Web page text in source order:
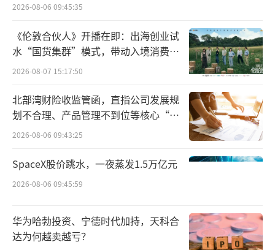
从2016年公开产品面世，短短几年内，Fig
ma估值连续2次暴涨100倍，从2018年估值勉
强破亿，到2021年估值火箭般攀升至100亿，Fi
gma的每一步似乎都踏准了行业命脉。这不禁
让人好奇，Figma究竟做对了什么？更颇具戏
剧性的是，Figma的命运从一开始就与Adobe
紧紧缠绕在一起。
Figma成功的故事，得益于技术的革新，
也有对市场需求的精准把握。2012年，两位布
艾文·华莱士（Evan Wallace）带着对设计工
具未来的憧憬，创立了Figma。
2026-08-06 09:45:35
《伦敦合伙人》开播在即：出海创业试
水“国货集群”模式，带动入境消费反
向种草
2026-08-07 15:17:50
北部湾财险收监管函，直指公司发展规
划不合理、产品管理不到位等核心“痛
点”
2026-08-06 09:43:25
SpaceX股价跳水，一夜蒸发1.5万亿元
2026-08-06 09:45:59
华为哈勃投资、宁德时代加持，天科合
达为何越卖越亏？